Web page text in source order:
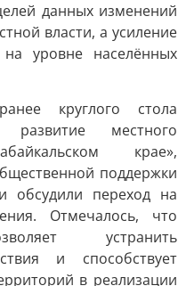
данных изменений
власти, а усиление
уровне населённых
круглого стола
развитие местного
крае»,
поддержки
обсудили переход на
Отмечалось, что
устранить
и способствует
в реализации